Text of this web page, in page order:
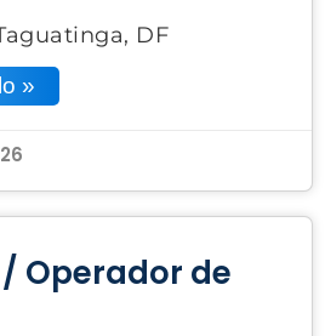
DF
»
Operador de